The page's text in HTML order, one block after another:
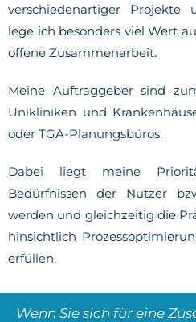
verschiedenartiger Projekte
lege ich besonders viel Wert
offene Zusammenarbeit.
Meine Auftraggeber sind
Unikliniken und
oder TGA-Planungsbüros.
Dabei liegt meine
Bedürfnissen der Nutzer
werden und gleichzeitig die
hinsichtlich
erfüllen.
Wenn Sie sich für eine